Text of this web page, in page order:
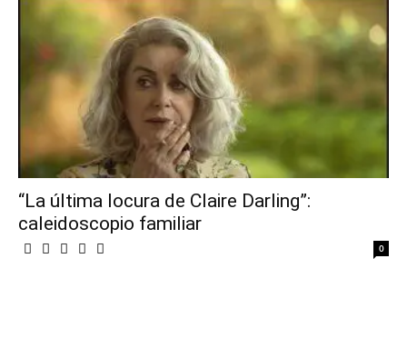
“La última locura de Claire Darling”:
caleidoscopio familiar
0